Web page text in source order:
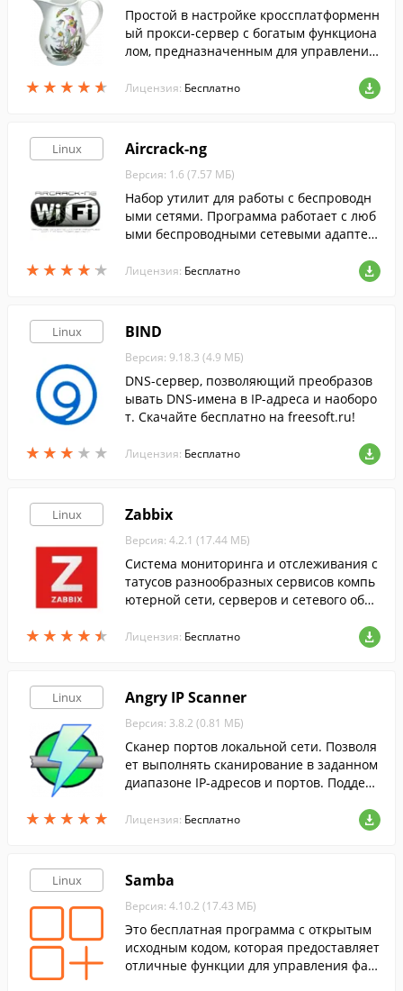
★ ★ ★ ★ ★
★ ★ ★ ★ ★
Простой в настройке кроссплатформенн
ый прокси-сервер c богатым функциона
лом, предназначенным для управления
Лицензия: Бесплатно
Linux
★ ★ ★ ★ ★
★ ★ ★ ★ ★
Aircrack-ng
Версия: 1.6 (7.57 МБ)
Набор утилит для работы с беспроводн
ыми сетями. Программа работает с люб
ыми беспроводными сетевыми адаптер
жим мониторинга.
Лицензия: Бесплатно
Linux
★ ★ ★ ★ ★
★ ★ ★ ★ ★
BIND
Версия: 9.18.3 (4.9 МБ)
DNS-сервер, позволяющий преобразов
ывать DNS-имена в IP-адреса и наоборо
т. Скачайте бесплатно на freesoft.ru!
Лицензия: Бесплатно
Linux
★ ★ ★ ★ ★
★ ★ ★ ★ ★
Zabbix
Версия: 4.2.1 (17.44 МБ)
Система мониторинга и отслеживания с
татусов разнообразных сервисов компь
ютерной сети, серверов и сетевого обор
Лицензия: Бесплатно
Linux
★ ★ ★ ★ ★
★ ★ ★ ★ ★
Angry IP Scanner
Версия: 3.8.2 (0.81 МБ)
Сканер портов локальной сети. Позволя
ет выполнять сканирование в заданном
диапазоне IP-адресов и портов. Поддер
Лицензия: Бесплатно
Linux Samba
Версия: 4.10.2 (17.43 МБ)
Это бесплатная программа с открытым
исходным кодом, которая предоставляет
отличные функции для управления фай